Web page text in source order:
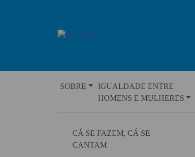
SOBRE
IGUALDADE ENTRE
HOMENS E MULHERES
CÁ SE FAZEM, CÁ SE
CANTAM